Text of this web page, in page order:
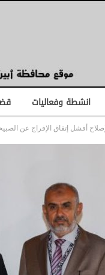
انشطة وفعاليات
أفشل إتفاق الإفراج عن